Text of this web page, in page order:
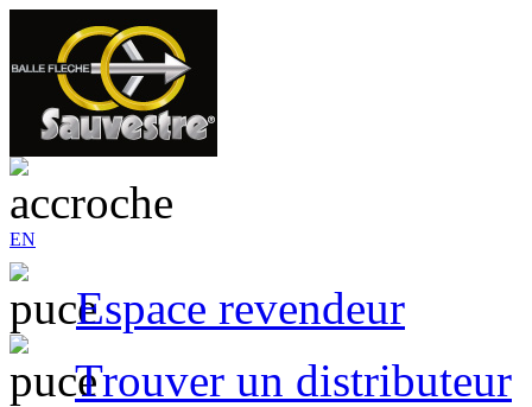
EN
Espace revendeur
Trouver un distributeur